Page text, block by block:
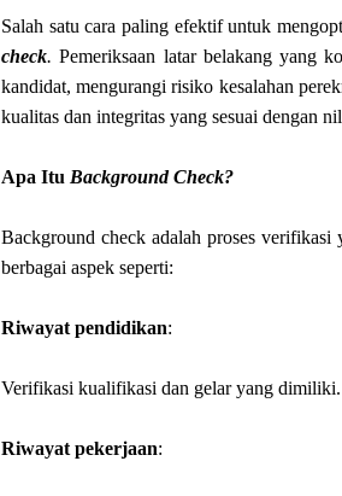
Salah satu cara paling efektif untuk
check. Pemeriksaan latar belakang yang
kandidat, mengurangi risiko kesalahan
kualitas dan integritas yang sesuai dengan
Apa Itu Background Check?
Background check adalah proses
berbagai aspek seperti:
Riwayat pendidikan:
Verifikasi kualifikasi dan gelar yang dimiliki.
Riwayat pekerjaan: